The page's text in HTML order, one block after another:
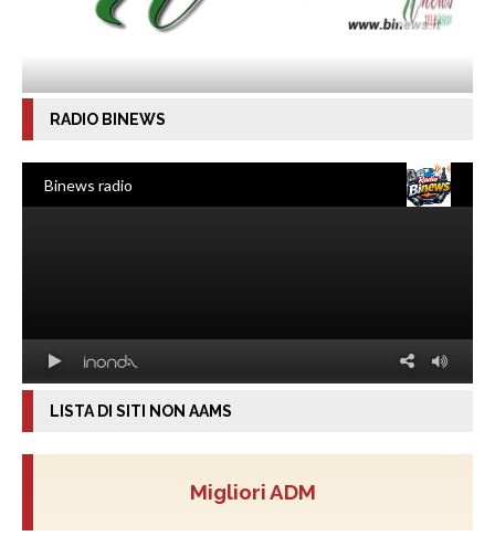
RADIO BINEWS
LISTA DI SITI NON AAMS
Migliori ADM